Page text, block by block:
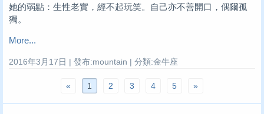
她的弱點：生性老實，經不起玩笑。自己亦不善開口，偶爾孤
獨。
More...
2016年3月17日 | 發布:mountain | 分類:金牛座
« 1 2 3 4 5 »